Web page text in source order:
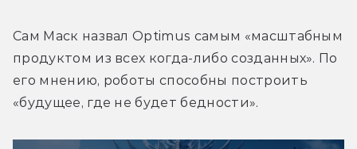
Сам Маск назвал Optimus самым «масштабным
продуктом из всех когда-либо созданных». По
его мнению, роботы способны построить
«будущее, где не будет бедности».